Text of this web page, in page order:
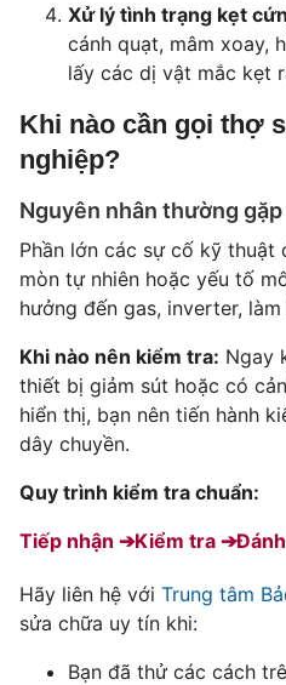
Xử lý tình trạng kẹt
cánh quạt, mâm xoay,
lấy các dị vật mắc kẹt
Khi nào cần gọi thợ
nghiệp?
Nguyên nhân thường
Phần lớn các sự cố kỹ thuật
mòn tự nhiên hoặc yếu tố
hưởng đến gas, inverter, làm
Khi nào nên kiểm tra: Ngay
thiết bị giảm sút hoặc có
hiển thị, bạn nên tiến hành
dây chuyền.
Quy trình kiểm tra chuẩn:
Tiếp nhận ➔Kiểm tra ➔
Hãy liên hệ với Trung tâm
sửa chữa uy tín khi:
Bạn đã thử các cách